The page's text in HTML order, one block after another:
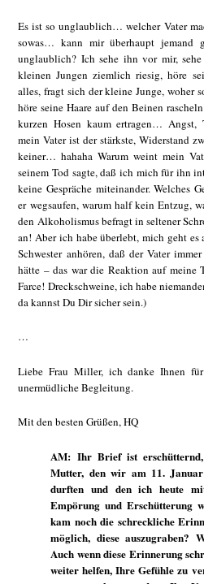
Es ist so unglaublich… welcher Vater
sowas… kann mir überhaupt
unglaublich? Ich sehe ihn vor mir,
kleinen Jungen ziemlich riesig, höre
alles, fragt sich der kleine Junge, woher
höre seine Haare auf den Beinen
kurzen Hosen kaum ertragen… Angst,
mein Vater ist der stärkste, Widerstand
keiner… hahaha Warum weint mein
seinem Tod sagte, daß ich mich für ihn
keine Gespräche miteinander. Welches
er wegsaufen, warum half kein Entzug,
den Alkoholismus befragt in seltener
an! Aber ich habe überlebt, mich geht
Schwester anhören, daß der Vater
hätte – das war die Reaktion auf meine
Farce! Dreckschweine, ich habe
da kannst Du Dir sicher sein.)
…
Liebe Frau Miller, ich danke Ihnen
unermüdliche Begleitung.
Mit den besten Grüßen, HQ
AM: Ihr Brief ist
Mutter, den wir am 11.
durften und den ich heute
Empörung und Erschütterung
kam noch die schreckliche
möglich, diese auszugraben?
Auch wenn diese Erinnerung
weiter helfen, Ihre Gefühle zu